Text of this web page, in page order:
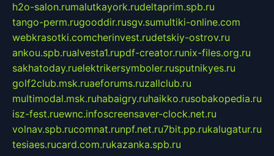
h2o-salon.rumalutkayork.rudeltaprim.spb.ru
tango-perm.rugooddir.rusgv.sumultiki-online.com
webkrasotki.comcherinvest.rudetskiy-ostrov.ru
ankou.spb.rualvesta1.rupdf-creator.runix-files.org.ru
sakhatoday.ruelektrikersymboler.rusputnikyes.ru
golf2club.msk.ruaeforums.ruzallclub.ru
multimodal.msk.ruhabaigry.ruhaikko.rusobakopedia.ru
isz-fest.ruewnc.infoscreensaver-clock.net.ru
volnav.spb.rucomnat.runpf.net.ru7bit.pp.rukalugatur.ru
tesiaes.rucard.com.rukazanka.spb.ru